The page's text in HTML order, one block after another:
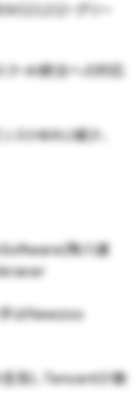
・グリー
・AI統合への対応
ストMAU減少、
角川連
はNewzoo
及)、Tencent少数